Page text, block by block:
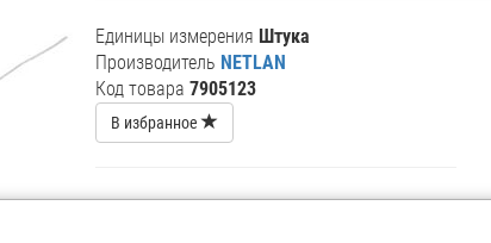
Единицы измерения Штука
Производитель NETLAN
Код товара 7905123
В избранное